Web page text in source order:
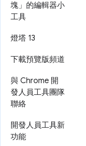
塊」的編輯器小
工具
燈塔 13
下載預覽版頻道
與 Chrome 開
發人員工具團隊
聯絡
開發人員工具新
功能